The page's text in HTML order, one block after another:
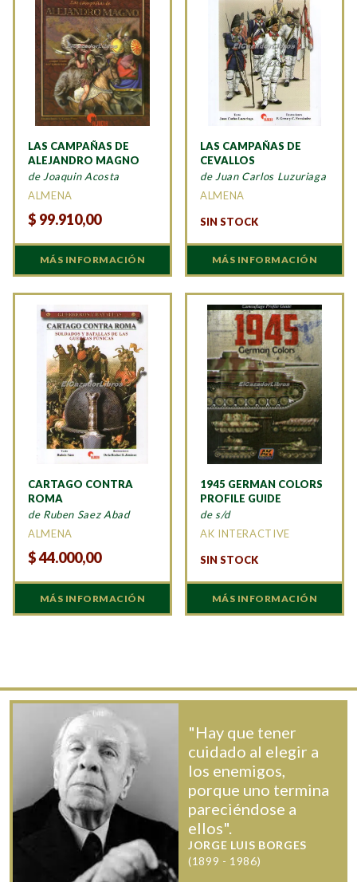
LAS CAMPAÑAS DE
ALEJANDRO MAGNO
de Joaquin Acosta
ALMENA
$ 99.910,00
MÁS INFORMACIÓN
LAS CAMPAÑAS DE
CEVALLOS
de Juan Carlos Luzuriaga
ALMENA
SIN STOCK
MÁS INFORMACIÓN
CARTAGO CONTRA
ROMA
de Ruben Saez Abad
ALMENA
$44.000,00
MÁS INFORMACIÓN
1945 GERMAN COLORS
PROFILE GUIDE
de s/d
AK INTERACTIVE
SIN STOCK
MÁS INFORMACIÓN
"Hay que tener
cuidado al elegir a
los enemigos,
porque uno termina
pareciéndose a
ellos".
JORGE LUIS BORGES
(1899 - 1986)